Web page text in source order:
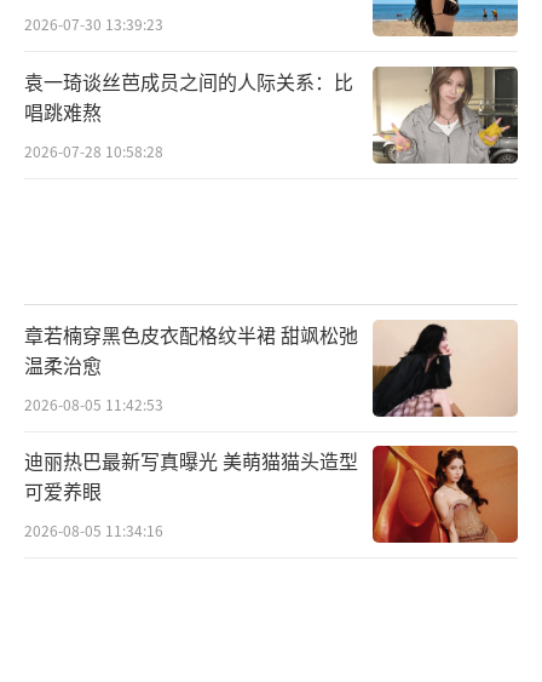
2026-07-30 13:39:23
袁一琦谈丝芭成员之间的人际关系：比
唱跳难熬
2026-07-28 10:58:28
章若楠穿黑色皮衣配格纹半裙 甜飒松弛
温柔治愈
2026-08-05 11:42:53
迪丽热巴最新写真曝光 美萌猫猫头造型
可爱养眼
2026-08-05 11:34:16